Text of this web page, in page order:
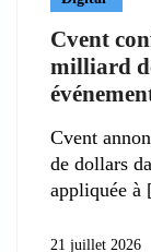
Cvent
milliard
Cvent
de dollars
appliquée à
21 juillet 2026